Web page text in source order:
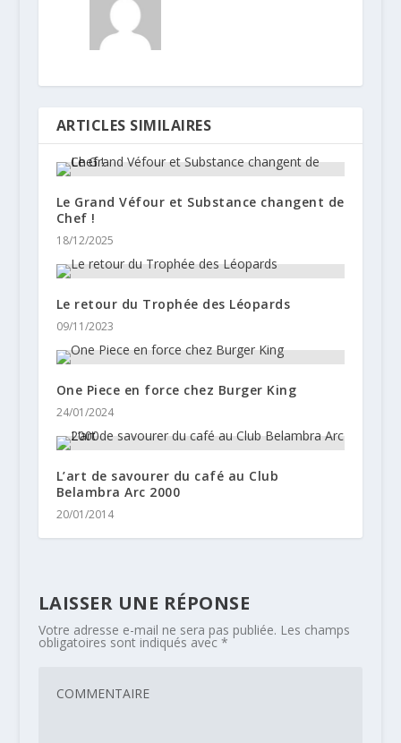
ARTICLES SIMILAIRES
Le Grand Véfour et Substance changent de
Chef !
18/12/2025
Le retour du Trophée des Léopards
09/11/2023
One Piece en force chez Burger King
24/01/2024
L’art de savourer du café au Club
Belambra Arc 2000
20/01/2014
LAISSER UNE RÉPONSE
Votre adresse e-mail ne sera pas publiée. Les champs
obligatoires sont indiqués avec *